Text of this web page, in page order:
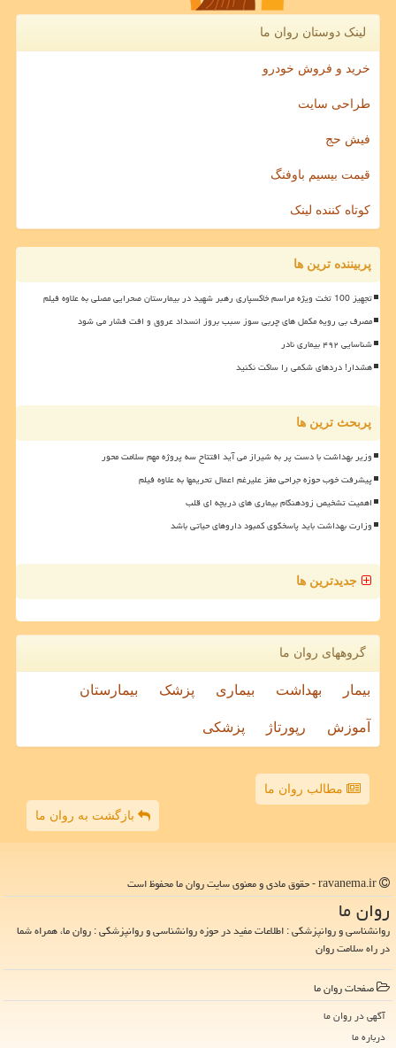
لینک دوستان روان ما
خرید و فروش خودرو
طراحی سایت
فیش حج
قیمت بیسیم باوفنگ
کوتاه کننده لینک
پربیننده ترین ها
تجهیز 100 تخت ویژه مراسم خاکسپاری رهبر شهید در بیمارستان صحرایی مصلی به علاوه فیلم
مصرف بی رویه مکمل های چربی سوز سبب بروز انسداد عروق و افت فشار می شود
شناسایی ۴۹۲ بیماری نادر
هشدار! دردهای شکمی را ساکت نکنید
پربحث ترین ها
وزیر بهداشت با دست پر به شیراز می آید افتتاح سه پروژه مهم سلامت محور
پیشرفت خوب حوزه جراحی مغز علیرغم اعمال تحریمها به علاوه فیلم
اهمیت تشخیص زودهنگام بیماری های دریچه ای قلب
وزارت بهداشت باید پاسخگوی کمبود داروهای حیاتی باشد
جدیدترین ها
گروههای روان ما
بیمار بهداشت بیماری پزشک بیمارستان
آموزش رپورتاژ پزشکی
مطالب روان ما
بازگشت به روان ما
روان ما
روانشناسی و روانپزشکی : اطلاعات مفید در حوزه روانشناسی و روانپزشکی : روان ما، همراه شما
در راه سلامت روان
صفحات روان ما
آگهی در روان ما
درباره ما